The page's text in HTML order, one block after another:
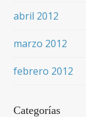
abril 2012
marzo 2012
febrero 2012
Categorías